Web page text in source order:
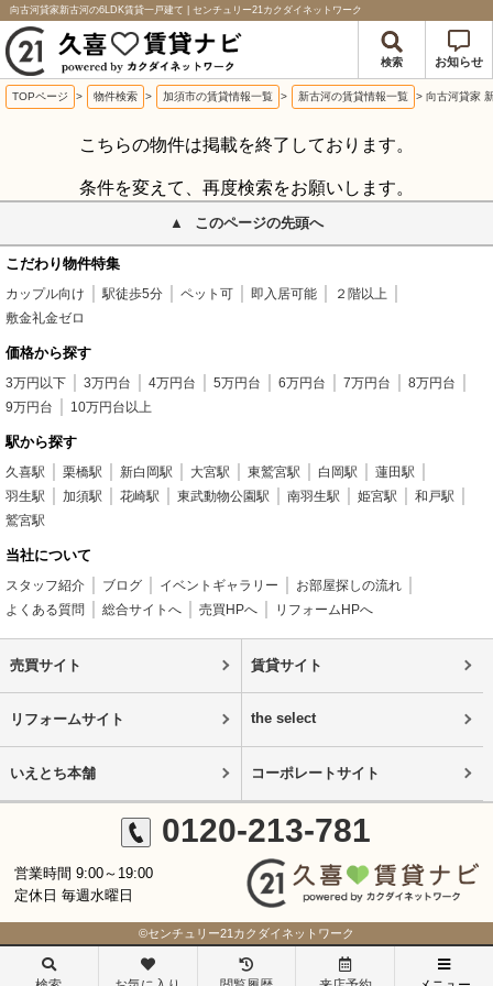
向古河貸家新古河の6LDK賃貸一戸建て | センチュリー21カクダイネットワーク
検索 お知らせ
TOPページ > 物件検索 > 加須市の賃貸情報一覧 > 新古河の賃貸情報一覧 > 向古河貸家
こちらの物件は掲載を終了しております。
条件を変えて、再度検索をお願いします。
このページの先頭へ
こだわり物件特集
カップル向け 駅徒歩5分 ペット可 即入居可能
２階以上
敷金礼金ゼロ
価格から探す
3万円以下 3万円台 4万円台 5万円台 6万円台 7万円台
8万円台
9万円台
10万円台以上
駅から探す
久喜駅 栗橋駅 新白岡駅 大宮駅 東鷲宮駅 白岡駅
蓮田駅
羽生駅
加須駅 花崎駅 東武動物公園駅 南羽生駅 姫宮駅
和戸駅
鷲宮駅
当社について
スタッフ紹介 ブログ イベントギャラリー
お部屋探しの流れ
よくある質問
総合サイトへ 売買HPへ リフォームHPへ
売買サイト 賃貸サイト
リフォームサイト the select
いえとち本舗 コーポレートサイト
0120-213-781
営業時間 9:00～19:00
定休日 毎週水曜日
©センチュリー21カクダイネットワーク